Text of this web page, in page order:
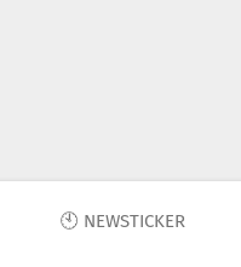
🕙 NEWSTICKER